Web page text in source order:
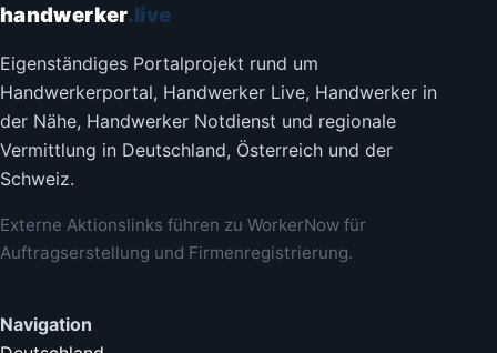
handwerker.live
Eigenständiges Portalprojekt rund um
Handwerkerportal, Handwerker Live, Handwerker in
der Nähe, Handwerker Notdienst und regionale
Vermittlung in Deutschland, Österreich und der
Schweiz.
Externe Aktionslinks führen zu WorkerNow für
Auftragserstellung und Firmenregistrierung.
Navigation